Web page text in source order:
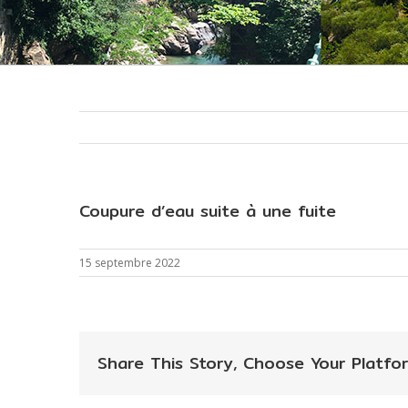
Coupure d’eau suite à une fuite
15 septembre 2022
Share This Story, Choose Your